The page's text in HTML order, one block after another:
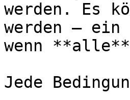
werden. Es
werden — ein
wenn
Jede